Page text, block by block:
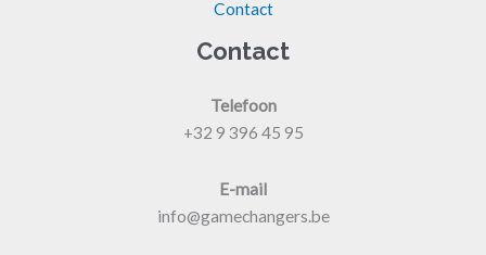
Contact
Contact
Telefoon
+32 9 396 45 95
E-mail
info@gamechangers.be